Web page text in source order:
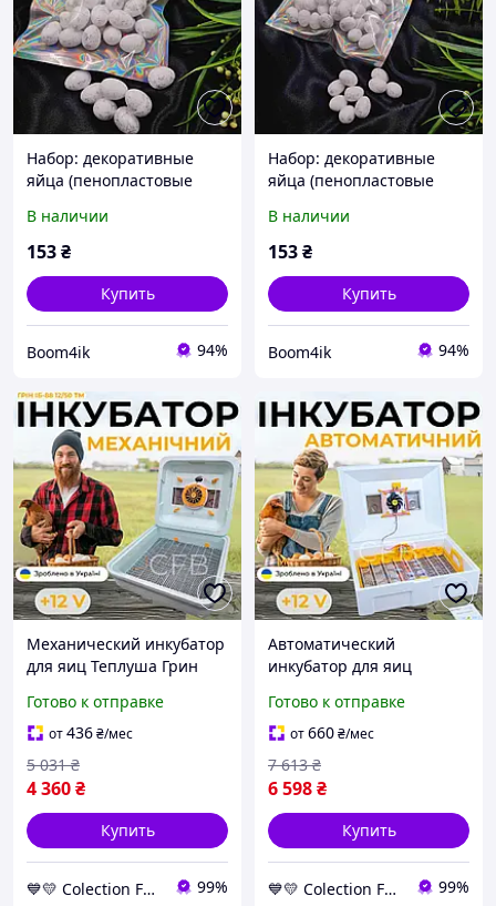
Набор: декоративные
яйца (пенопластовые
2,4*1,7см, 50шт/уп
В наличии
153₴
Купить
Boom4ik 94%
Набор: декоративные
яйца (пенопластовые
2*1,5см, 100шт/уп
В наличии
153₴
Купить
Boom4ik 94%
Механический инкубатор
для яиц Теплуша Грин
ТЭНовый с питанием 2в1
12В и 220В
Готово к отправке
от436₴/мес
4 360₴
5 031 ₴
Купить
💙💛 Colection For Baby 99%
Автоматический
инкубатор для яиц
50 ТАВ ТЕНовый с
питанием 2в1 12В и 220В
Готово к отправке
от660₴/мес
6 598₴
7 613 ₴
Купить
💙💛 Colection For Baby 99%